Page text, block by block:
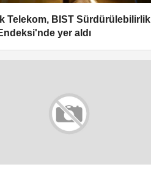
Telekom, BIST Sürdürülebilirlik
yer aldı